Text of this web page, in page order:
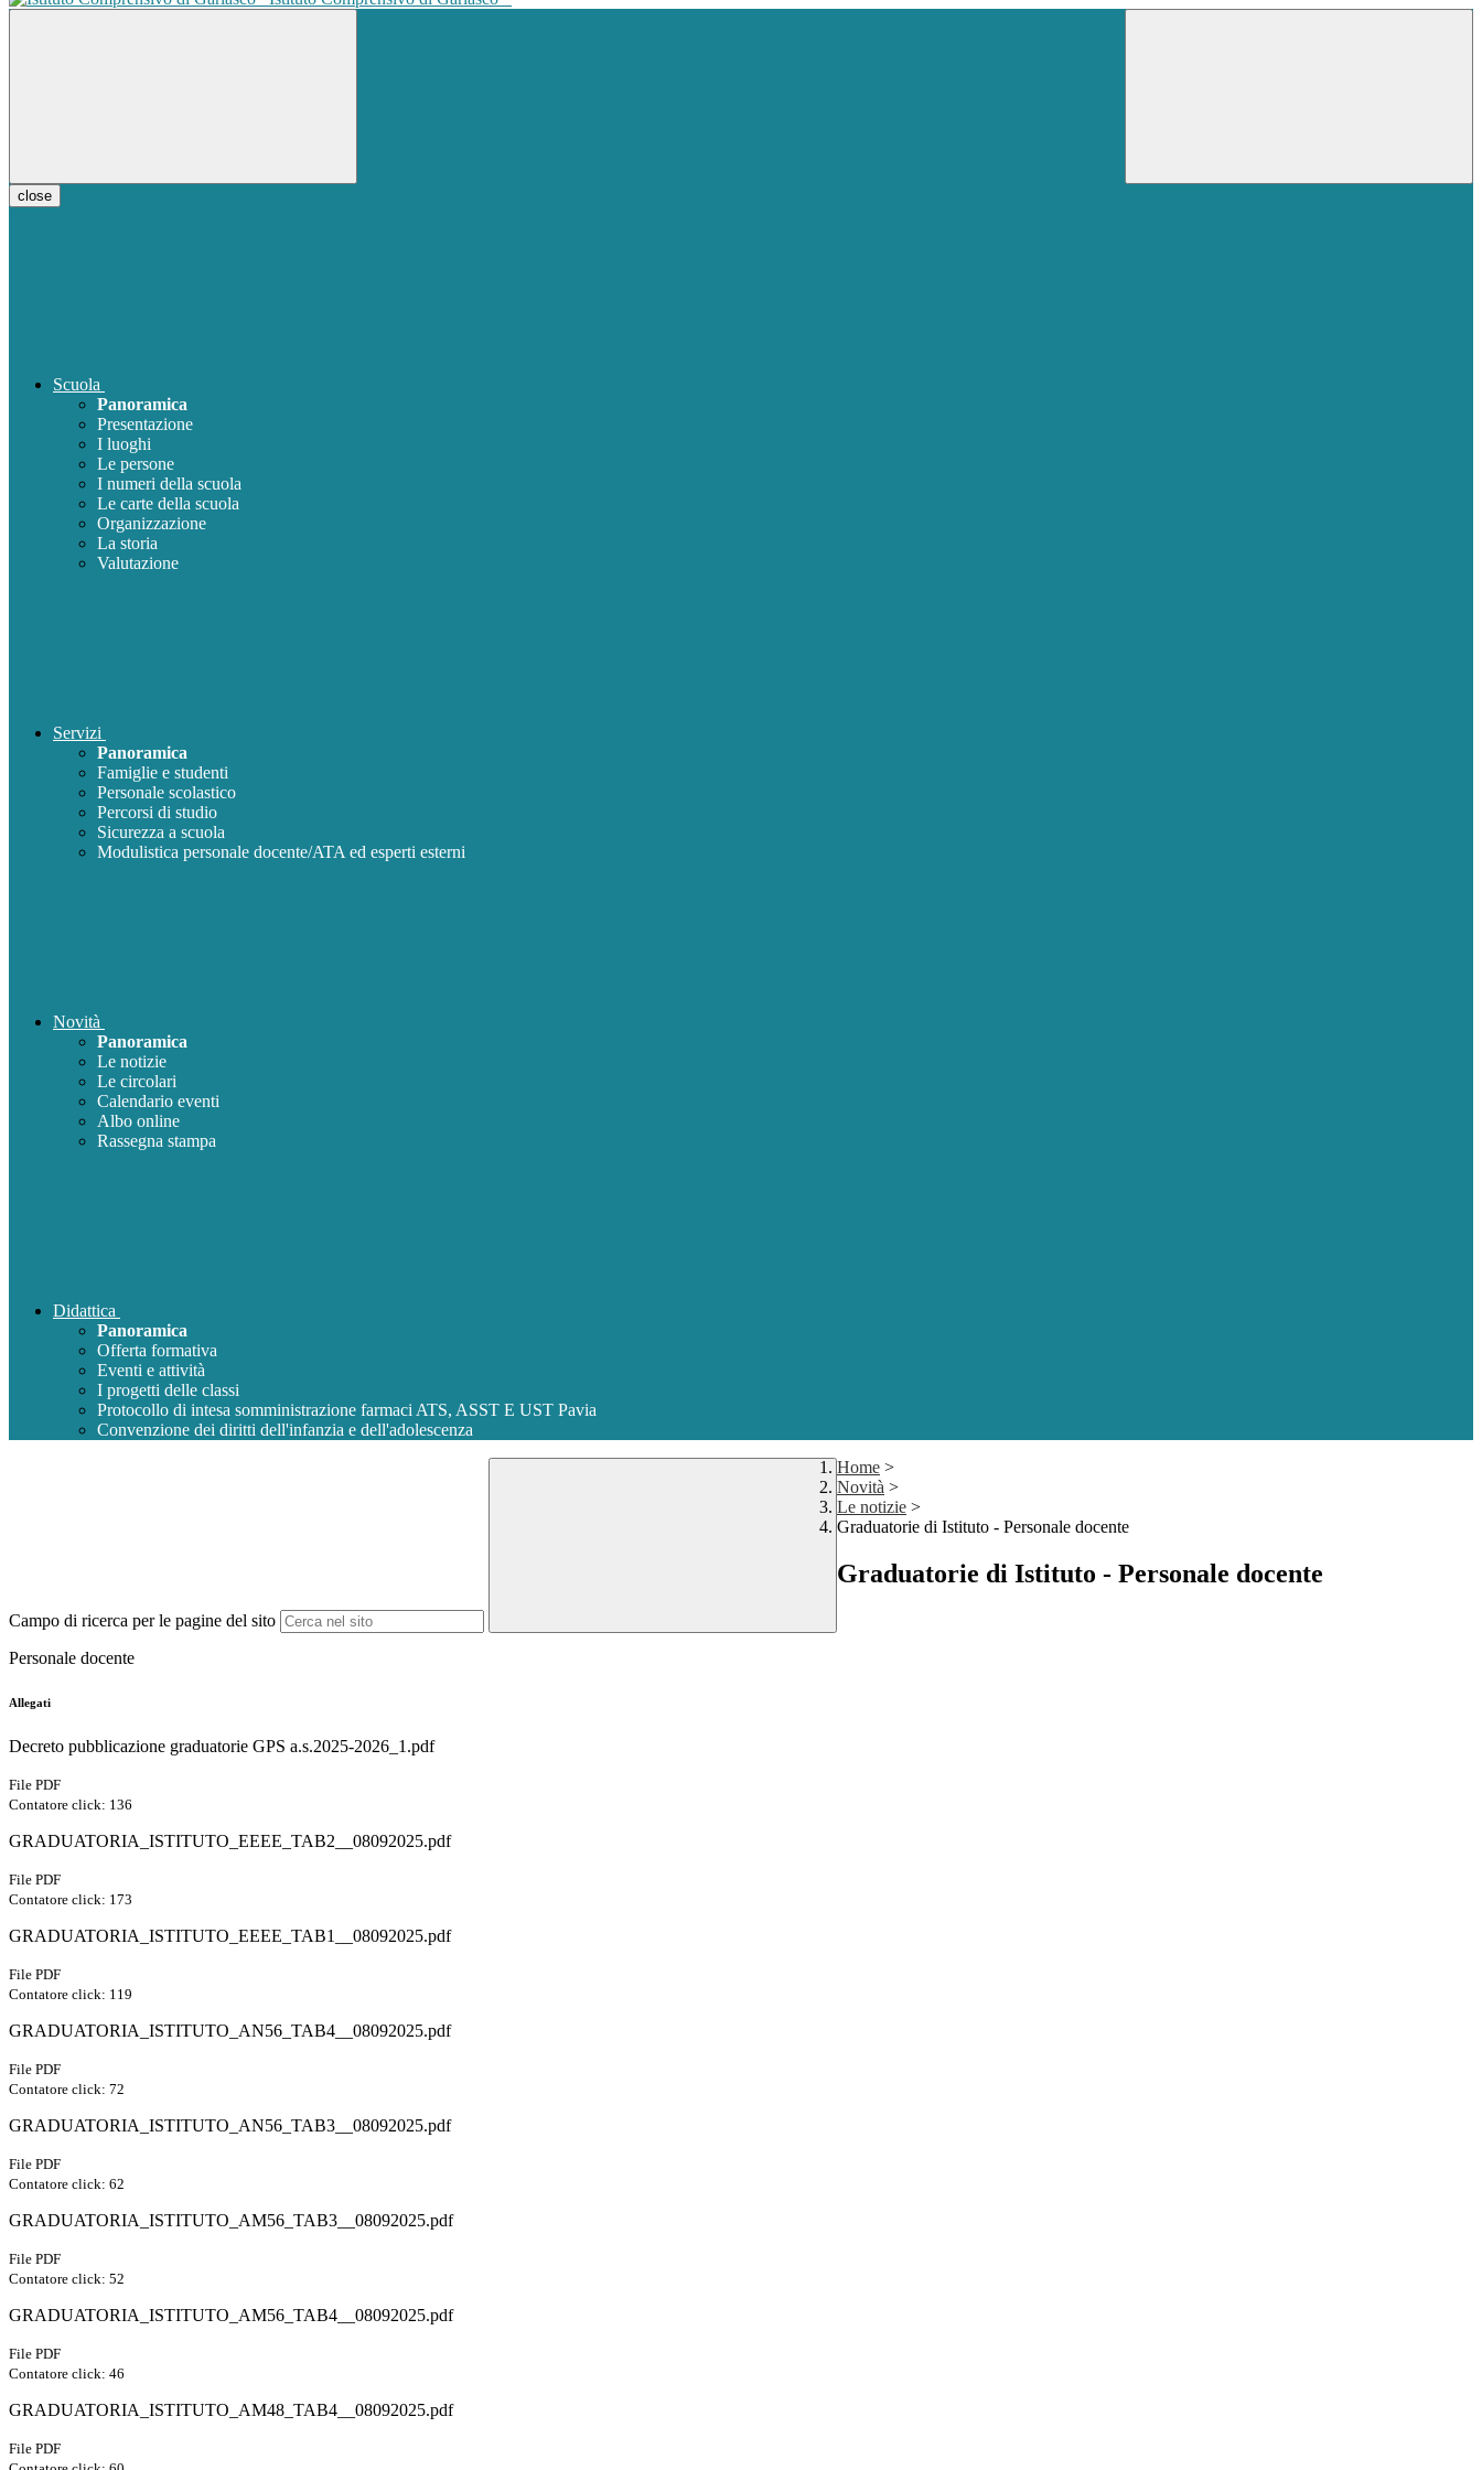
close
Scuola
Panoramica
Presentazione
I luoghi
Le persone
I numeri della scuola
Le carte della scuola
Organizzazione
La storia
Valutazione
Servizi
Panoramica
Famiglie e studenti
Personale scolastico
Percorsi di studio
Sicurezza a scuola
Modulistica personale docente/ATA ed esperti esterni
Novità
Panoramica
Le notizie
Le circolari
Calendario eventi
Albo online
Rassegna stampa
Didattica
Panoramica
Offerta formativa
Eventi e attività
I progetti delle classi
Protocollo di intesa somministrazione farmaci ATS, ASST E UST Pavia
Convenzione dei diritti dell'infanzia e dell'adolescenza
Campo di ricerca per le pagine del sito
Home >
Novità >
Le notizie >
Graduatorie di Istituto - Personale docente
Graduatorie di Istituto - Personale docente
Personale docente
Allegati
Decreto pubblicazione graduatorie GPS a.s.2025-2026_1.pdf
File PDF
Contatore click: 136
GRADUATORIA_ISTITUTO_EEEE_TAB2__08092025.pdf
File PDF
Contatore click: 173
GRADUATORIA_ISTITUTO_EEEE_TAB1__08092025.pdf
File PDF
Contatore click: 119
GRADUATORIA_ISTITUTO_AN56_TAB4__08092025.pdf
File PDF
Contatore click: 72
GRADUATORIA_ISTITUTO_AN56_TAB3__08092025.pdf
File PDF
Contatore click: 62
GRADUATORIA_ISTITUTO_AM56_TAB3__08092025.pdf
File PDF
Contatore click: 52
GRADUATORIA_ISTITUTO_AM56_TAB4__08092025.pdf
File PDF
Contatore click: 46
GRADUATORIA_ISTITUTO_AM48_TAB4__08092025.pdf
File PDF